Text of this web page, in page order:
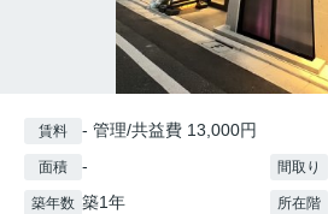
賃料 - 管理/共益費 13,000円
面積 - 間取り
築年数 築1年 所在階